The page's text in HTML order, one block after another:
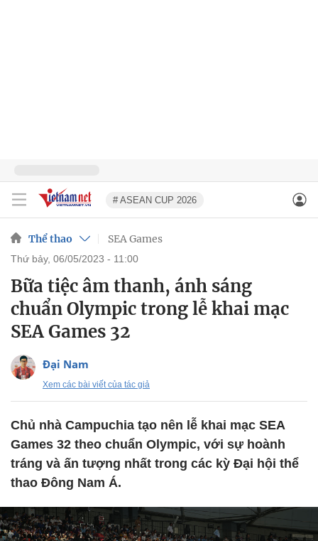
# ASEAN CUP 2026
Thể thao SEA Games
thứ bảy, 06/05/2023 - 11:00
Bữa tiệc âm thanh, ánh sáng
chuẩn Olympic trong lễ khai mạc
SEA Games 32
Đại Nam
Xem các bài viết của tác giả
Chủ nhà Campuchia tạo nên lễ khai mạc SEA
Games 32 theo chuẩn Olympic, với sự hoành
tráng và ấn tượng nhất trong các kỳ Đại hội thể
thao Đông Nam Á.